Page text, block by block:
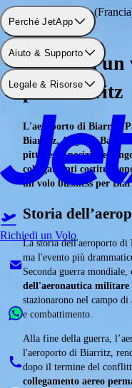
Perché JetApp
Aiuto & Supporto
Legale & Risorse
Richiedi un Volo
Aeroporto: Biarritz
Noleggia un
per Biarritz
L'aeroporto di Biarritz
Biarritz, Anglet e
pittoresca posizione
collegamenti
un volo business per
Storia
La storia dell'aeroporto
ma l'evento più
Seconda guerra
dell'aeronautica militare
stazionarono nel campo
e combattimento.
Alla fine della guerra,
l'aeroporto di Biarritz,
dopo il termine del
collegamento aereo